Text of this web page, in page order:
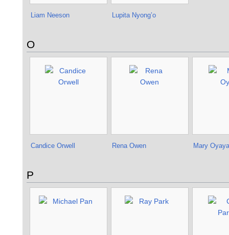
Liam Neeson Lupita Nyong’o
O
Candice Orwell Rena Owen Mary Oyaya
P